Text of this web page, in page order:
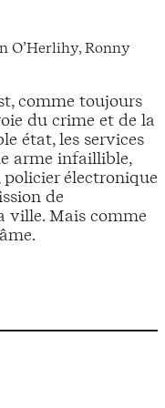
O’Herlihy, Ronny
comme toujours
du crime et de la
état, les services
arme infaillible,
électronique
de
ville. Mais comme